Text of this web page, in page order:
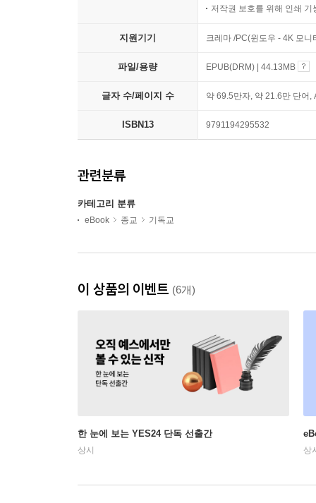
저작권 보호를 위해 인쇄 기
지원기기 크레마 /PC(윈도우 - 4K 모
파일/용량 EPUB(DRM) | 44.13MB
글자 수/페이지 수 약 69.5만자, 약 21.6만 단어
ISBN13 9791194295532
관련분류
카테고리 분류
eBook 종교 기독교
이 상품의 이벤트 (6개)
한 눈에 보는 YES24 단독 선출간
상시 상